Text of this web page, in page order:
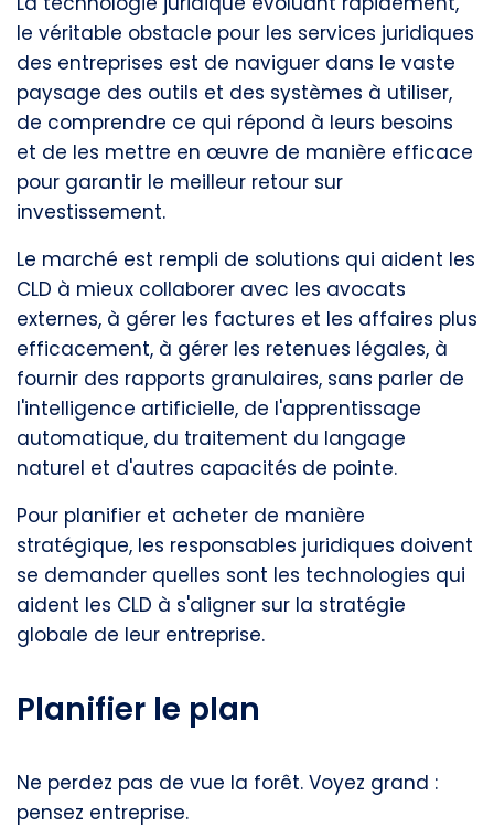
le véritable obstacle pour les services juridiques
des entreprises est de naviguer dans le vaste
paysage des outils et des systèmes à utiliser,
de comprendre ce qui répond à leurs besoins
et de les mettre en œuvre de manière efficace
pour garantir le meilleur retour sur
investissement.
Le marché est rempli de solutions qui aident les
CLD à mieux collaborer avec les avocats
externes, à gérer les factures et les affaires plus
efficacement, à gérer les retenues légales, à
fournir des rapports granulaires, sans parler de
l'intelligence artificielle, de l'apprentissage
automatique, du traitement du langage
naturel et d'autres capacités de pointe.
Pour planifier et acheter de manière
stratégique, les responsables juridiques doivent
se demander quelles sont les technologies qui
aident les CLD à s'aligner sur la stratégie
globale de leur entreprise.
Planifier le plan
Ne perdez pas de vue la forêt. Voyez grand :
pensez entreprise.